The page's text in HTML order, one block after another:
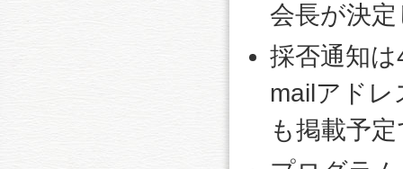
会長が決
採否通知
mailアド
も掲載予